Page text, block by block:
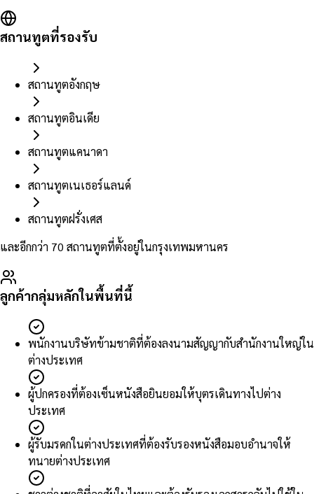
สถานทูตที่รองรับ
สถานทูตอังกฤษ
สถานทูตอินเดีย
สถานทูตแคนาดา
สถานทูตเนเธอร์แลนด์
สถานทูตฝรั่งเศส
และอีกกว่า 70 สถานทูตที่ตั้งอยู่ในกรุงเทพมหานคร
ลูกค้ากลุ่มหลักในพื้นที่นี้
พนักงานบริษัทข้ามชาติที่ต้องลงนามสัญญากับสำนักงานใหญ่ใน
ต่างประเทศ
ผู้ปกครองที่ต้องเซ็นหนังสือยินยอมให้บุตรเดินทางไปต่าง
ประเทศ
ผู้รับมรดกในต่างประเทศที่ต้องรับรองหนังสือมอบอำนาจให้
ทนายต่างประเทศ